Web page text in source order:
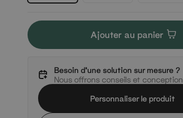
Ajouter au panier
Besoin d'une solution sur mesure ?
Nous offrons conseils et conception
Personnaliser le produit